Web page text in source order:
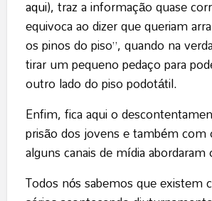
aqui), traz a informação quase
equivoca ao dizer que queriam
os pinos do piso”, quando na
tirar um pequeno pedaço para
outro lado do piso podotátil.
Enfim, fica aqui o
prisão dos jovens e também com
alguns canais de mídia
Todos nós sabemos que existem